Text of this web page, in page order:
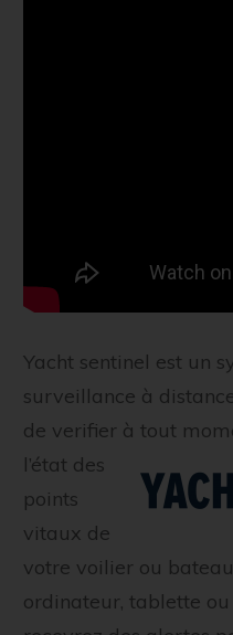
Yacht sentinel est un
surveillance à
de verifier à tout
l’état des
points
vitaux de
votre voilier ou
ordinateur, tablette